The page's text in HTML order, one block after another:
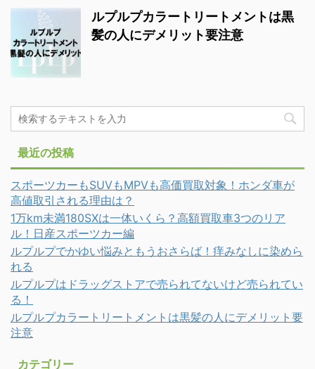
ルプルプカラートリートメントは黒
髪の人にデメリット要注意
最近の投稿
スポーツカーもSUVもMPVも高価買取対象！ホンダ車が
高値取引される理由は？
1万km未満180SXは一体いくら？高額買取車3つのリア
ル！日産スポーツカー編
ルプルプでかゆい悩みともうおさらば！痒みなしに染めら
れる
ルプルプはドラッグストアで売られてないけど売られてい
る！
ルプルプカラートリートメントは黒髪の人にデメリット要
注意
カテゴリー